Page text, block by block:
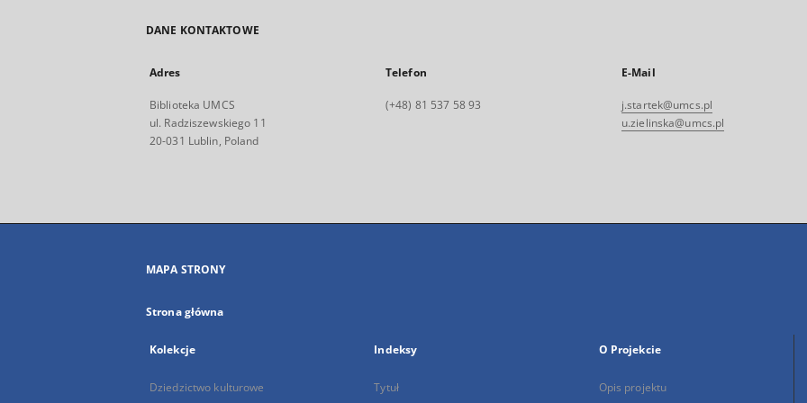
DANE KONTAKTOWE
Adres
Biblioteka UMCS
ul. Radziszewskiego 11
20-031 Lublin, Poland
Telefon
(+48) 81 537 58 93
E-Mail
j.startek@umcs.pl
u.zielinska@umcs.pl
MAPA STRONY
Strona główna
Kolekcje
Dziedzictwo kulturowe
Indeksy
Tytuł
O Projekcie
Opis projektu